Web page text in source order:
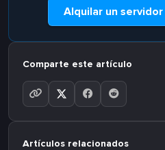
Alquilar un
Comparte este artículo
Artículos relacionados